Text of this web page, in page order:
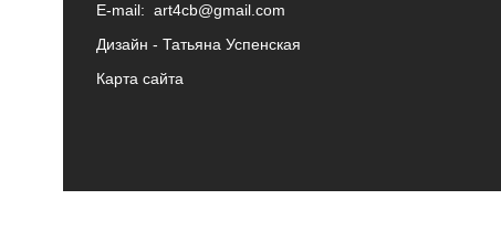
E-mail: art4cb@gmail.com
Дизайн - Татьяна Успенская
Карта сайта